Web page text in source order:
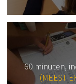
60 minuten,
(MEEST